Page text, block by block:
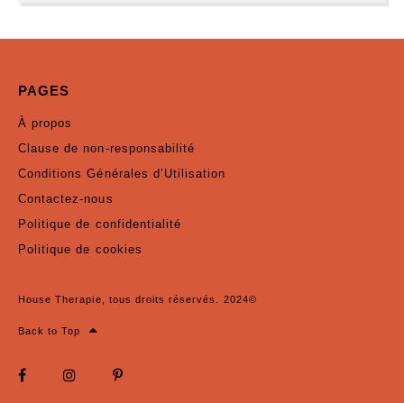
PAGES
À propos
Clause de non-responsabilité
Conditions Générales d’Utilisation
Contactez-nous
Politique de confidentialité
Politique de cookies
House Therapie, tous droits réservés. 2024©
Back to Top